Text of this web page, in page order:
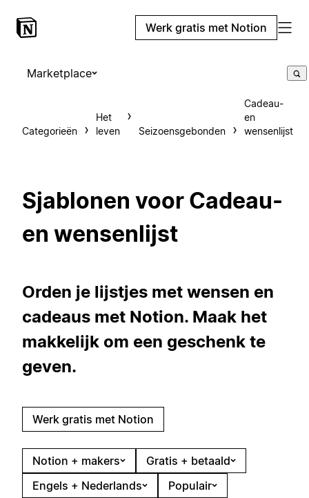
Werk gratis met Notion
Marketplace
Categorieën
Het
leven
Seizoensgebonden
Cadeau-
en
wensenlijst
Sjablonen voor Cadeau-
en wensenlijst
Orden je lijstjes met wensen en
cadeaus met Notion. Maak het
makkelijk om een geschenk te
geven.
Werk gratis met Notion
Notion + makers
Gratis + betaald
Engels + Nederlands
Populair